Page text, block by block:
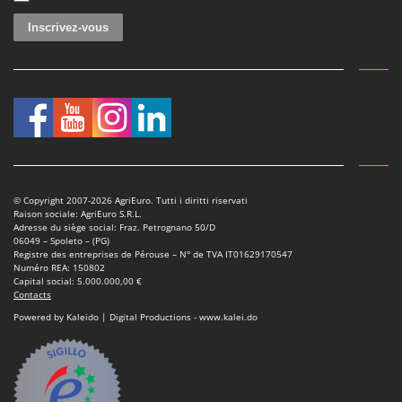
Scies alternatives à batterie
Scies de jardin télescopiques
Sécateurs pneumatiques
Semoirs et Épandeurs d'engrais
Socs pour tracteur
Souffleurs aspirateurs pour Feuilles
Soufreuses - Poudreuses à dos
Soufreuses - Poudreuses pour tracteur
T
Taille-haies
Taille-haies à bras pour tracteur
Tarières
Tondeuses à Gazon
Intex
Italyco
ITM
JOLLY ITALIA
K
KAAZ
Karcher
Kasco
Kemper
Keter
Komo
L Laica
© Copyright 2007-2026 AgriEuro. Tutti i diritti riservati
Raison sociale: AgriEuro S.R.L.
Adresse du siège social: Fraz. Petrognano 50/D
06049 – Spoleto – (PG)
Registre des entreprises de Pérouse – N° de TVA IT01629170547
Numéro REA: 150802
Capital social: 5.000.000,00 €
Contacts
Powered by Kaleido | Digital Productions - www.kalei.do